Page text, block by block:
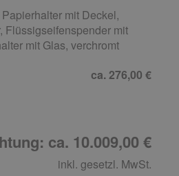
mit Deckel,
Flüssigseifenspender mit
mit Glas, verchromt
ca. 276,00 €
ca. 10.009,00 €
inkl. gesetzl. MwSt.